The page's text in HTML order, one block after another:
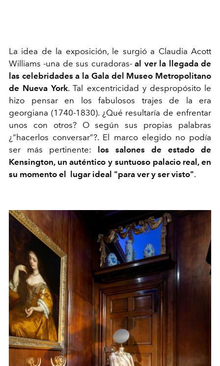
La idea de la exposición, le surgió a Claudia Acott
Williams -una de sus curadoras-al ver la llegada de
las celebridades a la Gala del Museo Metropolitano
de Nueva York. Tal excentricidad y despropósito le
hizo pensar en los fabulosos trajes de la era
georgiana (1740-1830). ¿Qué resultaría de enfrentar
unos con otros? O según sus propias palabras
¿“hacerlos conversar”?. El marco elegido no podía
ser más pertinente: los salones de estado de
Kensington, un auténtico y suntuoso palacio real, en
su momento el lugar ideal "para ver y ser visto".